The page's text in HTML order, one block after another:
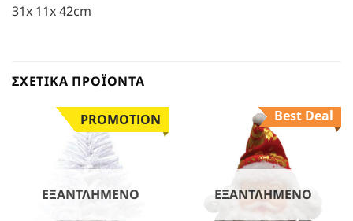
31x 11x 42cm
ΣΧΕΤΙΚΆ ΠΡΟΪΌΝΤΑ
PROMOTION
ΕΞΑΝΤΛΗΜΈΝΟ
Best Deal
ΕΞΑΝΤΛΗΜΈΝΟ